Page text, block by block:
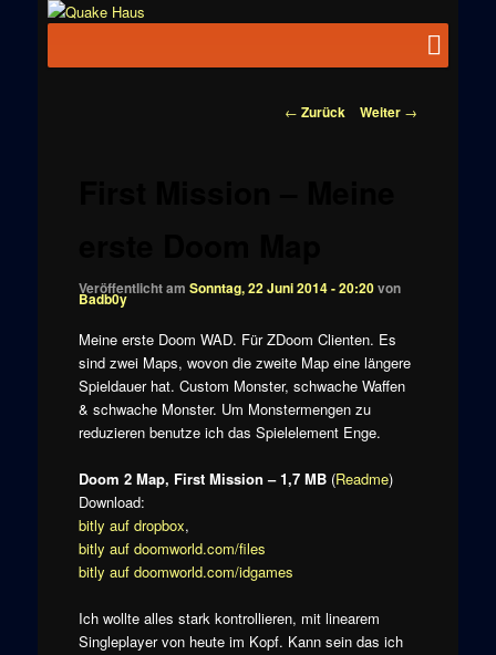
News zu
Beitragsnavigation
← Zurück Weiter →
Veröffentlicht am Sonntag, 22 Juni 2014 - 20:20von
Badb0y
Meine erste Doom WAD. Für ZDoom Clienten. Es
sind zwei Maps, wovon die zweite Map eine längere
Spieldauer hat. Custom Monster, schwache Waffen
& schwache Monster. Um Monstermengen zu
reduzieren benutze ich das Spielelement Enge.
Doom 2 Map, First Mission – 1,7 MB (Readme)
Download:
bitly auf dropbox,
bitly auf doomworld.com/files
bitly auf doomworld.com/idgames
Ich wollte alles stark kontrollieren, mit linearem
Singleplayer von heute im Kopf. Kann sein das ich